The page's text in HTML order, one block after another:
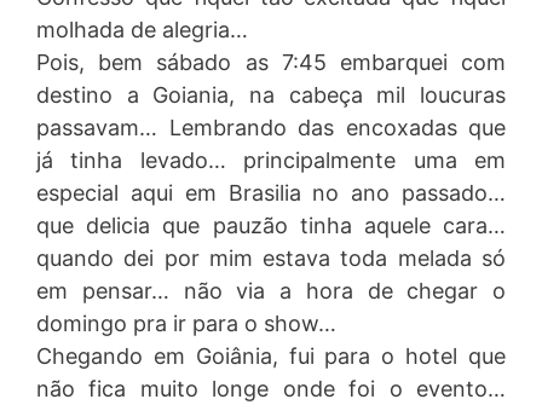
molhada de alegria…
Pois, bem sábado as 7:45 embarquei com
destino a Goiania, na cabeça mil loucuras
passavam… Lembrando das encoxadas que
já tinha levado… principalmente uma em
especial aqui em Brasilia no ano passado…
que delicia que pauzão tinha aquele cara…
quando dei por mim estava toda melada só
em pensar… não via a hora de chegar o
domingo pra ir para o show…
Chegando em Goiânia, fui para o hotel que
não fica muito longe onde foi o evento…